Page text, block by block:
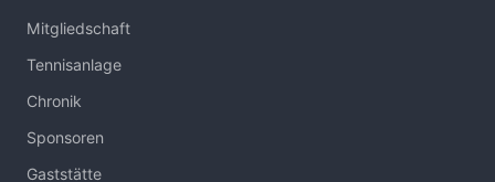
Mitgliedschaft
Tennisanlage
Chronik
Sponsoren
Gaststätte